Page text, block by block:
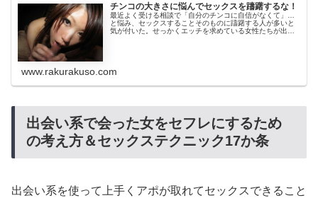
チンコの大きさに悩んでセックスを躊躇するな！
最近よく受ける相談で「自分のチンコに自信がなくて」…
と悩み、セックスすることそのものに躊躇する人が多いと
気が付いた。せっかくエッチを求めている女性たちが出会
www.rakurakuso.com
出会い系で会った女をセフレにするため
の考え方＆セックステクニック17か条
出会い系を使って上手くアポが取れてセックスできること